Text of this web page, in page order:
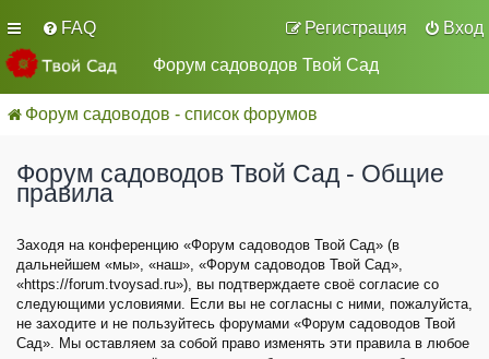
FAQ Вход
Регистрация
Форум садоводов Твой Сад
Форум садоводов - список форумов
Форум садоводов Твой Сад - Общие
правила
Заходя на конференцию «Форум садоводов Твой Сад» (в
дальнейшем «мы», «наш», «Форум садоводов Твой Сад»,
«https://forum.tvoysad.ru»), вы подтверждаете своё согласие со
следующими условиями. Если вы не согласны с ними, пожалуйста,
не заходите и не пользуйтесь форумами «Форум садоводов Твой
Сад». Мы оставляем за собой право изменять эти правила в любое